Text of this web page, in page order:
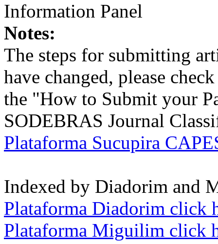
Information Panel
Notes:
The steps for submitting
have changed, please
the "How to Submit your
SODEBRAS Journal
Plataforma Sucupira
Indexed by Diadorim and
Plataforma Diadorim click
Plataforma Miguilim click